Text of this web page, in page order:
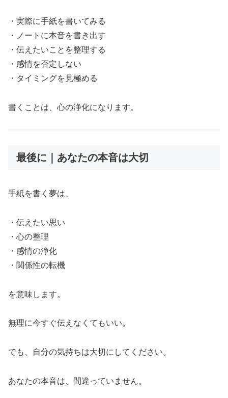
・実際に手紙を書いてみる
・ノートに本音を書き出す
・伝えたいことを整理する
・感情を否定しない
・タイミングを見極める
書くことは、心の浄化になります。
最後に｜あなたの本音は大切
手紙を書く夢は、
・伝えたい思い
・心の整理
・感情の浄化
・関係性の転機
を意味します。
無理に今すぐ伝えなくてもいい。
でも、自分の気持ちは大切にしてください。
あなたの本音は、間違っていません。